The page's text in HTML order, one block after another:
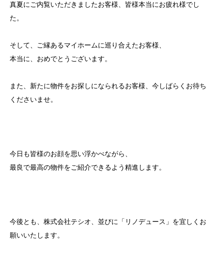
真夏にご内覧いただきましたお客様、皆様本当にお疲れ様でし
た。
そして、ご縁あるマイホームに巡り合えたお客様、
本当に、おめでとうございます。
また、新たに物件をお探しになられるお客様、今しばらくお待ち
くださいませ。
今日も皆様のお顔を思い浮かべながら、
最良で最高の物件をご紹介できるよう精進します。
今後とも、株式会社テシオ、並びに「リノデュース」を宜しくお
願いいたします。